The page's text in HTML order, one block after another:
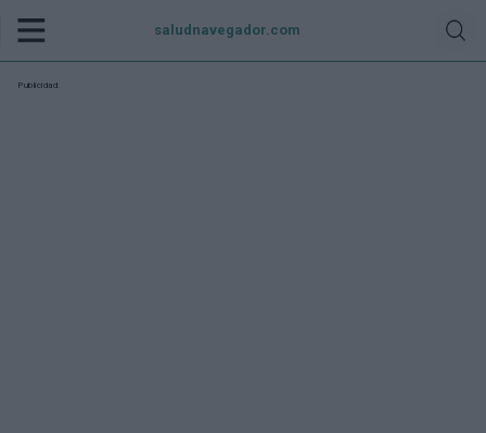
saludnavegador.com
Publicidad: